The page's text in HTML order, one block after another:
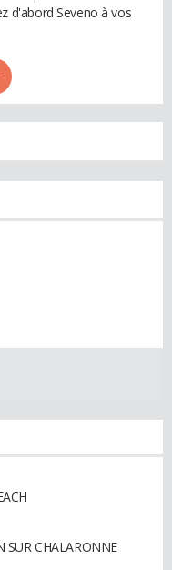
d'abord Seveno à vos
CHALARONNE